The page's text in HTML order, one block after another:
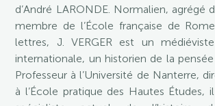
d’André LARONDE. Normalien, agrégé
membre de l’École française de
lettres, J. VERGER est un
internationale, un historien de la
Professeur à l’Université de Nanterre,
à l’École pratique des Hautes Études,